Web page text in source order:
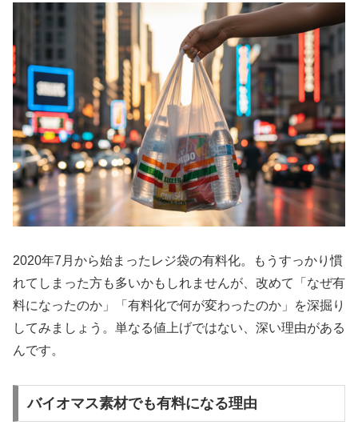
2020年7月から始まったレジ袋の有料化。もうすっかり慣
れてしまった方も多いかもしれませんが、改めて「なぜ有
料になったのか」「有料化で何が変わったのか」を深掘り
してみましょう。単なる値上げではない、深い理由がある
んです。
バイオマス素材でも有料になる理由